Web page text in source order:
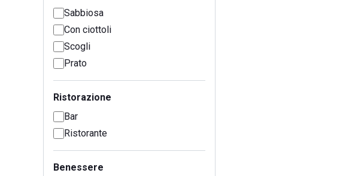
Sabbiosa
Con ciottoli
Scogli
Prato
Ristorazione
Bar
Ristorante
Benessere